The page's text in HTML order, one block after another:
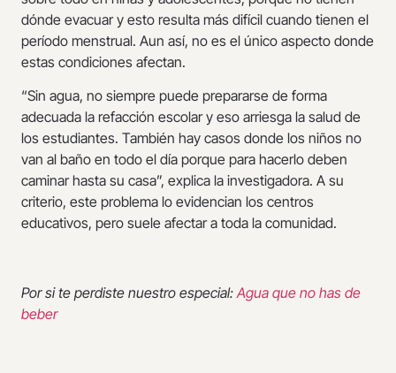
dónde evacuar y esto resulta más difícil cuando tienen el
período menstrual. Aun así, no es el único aspecto donde
estas condiciones afectan.
“Sin agua, no siempre puede prepararse de forma
adecuada la refacción escolar y eso arriesga la salud de
los estudiantes. También hay casos donde los niños no
van al baño en todo el día porque para hacerlo deben
caminar hasta su casa”, explica la investigadora. A su
criterio, este problema lo evidencian los centros
educativos, pero suele afectar a toda la comunidad.
Por si te perdiste nuestro especial: Agua que no has de
beber